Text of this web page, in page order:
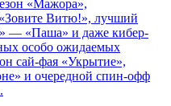
«Мажора»,
Витю!», лучший
— «Паша» и даже кибер-
особо ожидаемых
сай-фая «Укрытие»,
и очередной спин-офф